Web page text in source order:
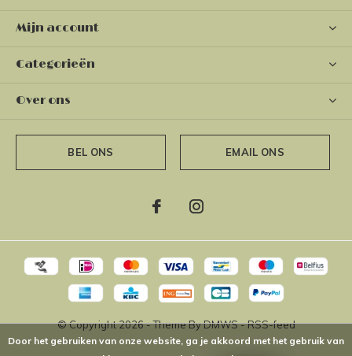
Mijn account
Categorieën
Over ons
BEL ONS EMAIL ONS
© Copyright2026- Theme ByDMWS-RSS-feed
Door het gebruiken van onze website, ga je akkoord met het gebruik van